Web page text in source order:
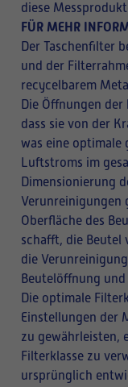
diese
FÜR MEHR
Der Taschenfilter
und der
recycelbarem
Die Öffnungen
dass sie von der
was eine optimale
Luftstroms im
Dimensionierung
Verunreinigungen
Oberfläche des
schafft, die Beutel
die
Beutelöffnung und
Die optimale
Einstellungen der
zu gewährleisten,
Filterklasse zu
ursprünglich